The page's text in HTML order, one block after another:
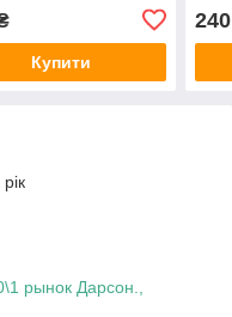
Купити
240
рынок Дарсон.,